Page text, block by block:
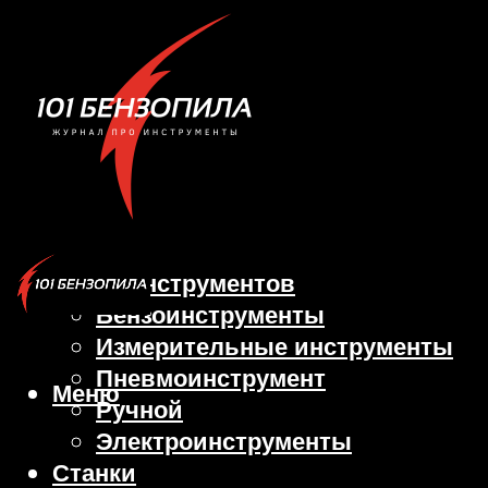
Виды инструментов
Бензоинструменты
Измерительные инструменты
Пневмоинструмент
Ручной
Электроинструменты
Станки
Меню